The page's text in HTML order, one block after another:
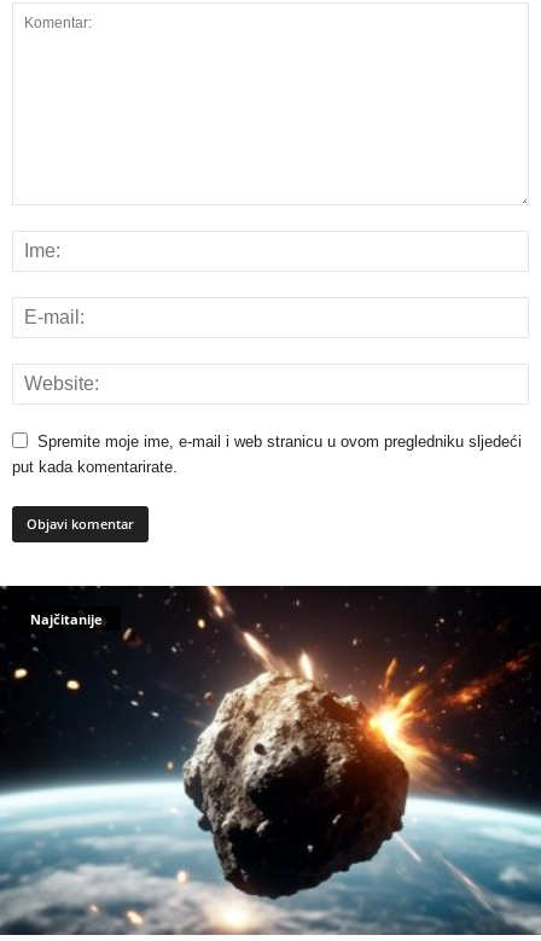
Spremite moje ime, e-mail i web stranicu u ovom pregledniku sljedeći
put kada komentarirate.
Najčitanije